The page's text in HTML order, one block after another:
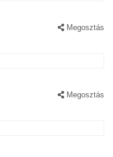
Megosztás
Megosztás